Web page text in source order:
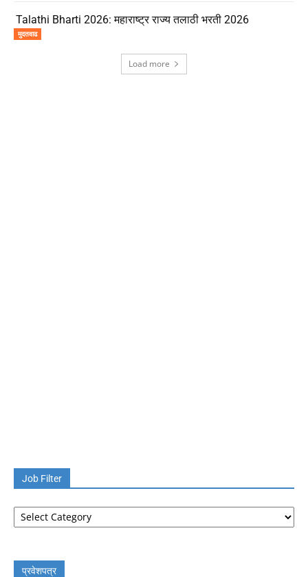
Talathi Bharti 2026: महाराष्ट्र राज्य तलाठी भरती 2026
मुदतवाढ
Load more
Job Filter
Job
Filter
प्रवेशपत्र